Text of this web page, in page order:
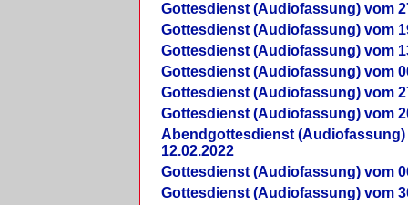
Gottesdienst (Audiofassung) vom
Gottesdienst (Audiofassung) vom
Gottesdienst (Audiofassung) vom
Gottesdienst (Audiofassung) vom
Gottesdienst (Audiofassung) vom
Gottesdienst (Audiofassung) vom
Abendgottesdienst (Audiofassung)
12.02.2022
Gottesdienst (Audiofassung) vom
Gottesdienst (Audiofassung) vom